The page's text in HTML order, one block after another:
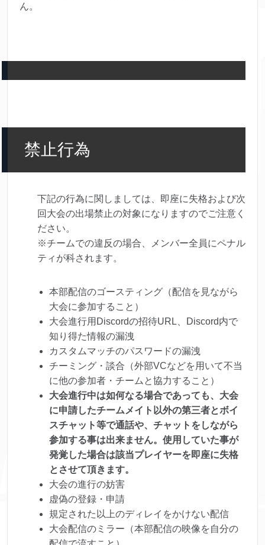
ん。
禁止行為
下記の行為に関しましては、即座に失格および次
回大会の出場禁止の対象になりますのでご注意く
ださい。
※チームでの違反の場合、メンバー全員にペナル
ティが科されます。
本部配信のゴースティング（配信を見ながら
大会に参加すること）
大会進行用Discordの招待URL、Discord内で
知り得た情報の漏洩
カスタムマッチのパスワードの漏洩
チーミング・談合（外部VCなどを用いて不当
に他の参加者・チームと協力すること）
大会進行中は如何なる場合であっても、大会
に申請したチームメイト以外の第三者とボイ
スチャット等で通話や、チャットをしながら
参加する事は出来ません。使用していた事が
発覚した場合は該当プレイヤーを即座に失格
とさせて頂きます。
大会の進行の妨害
虚偽の登録・申請
規定された以上のディレイをかけない配信
大会配信のミラー（本部配信の映像を自分の